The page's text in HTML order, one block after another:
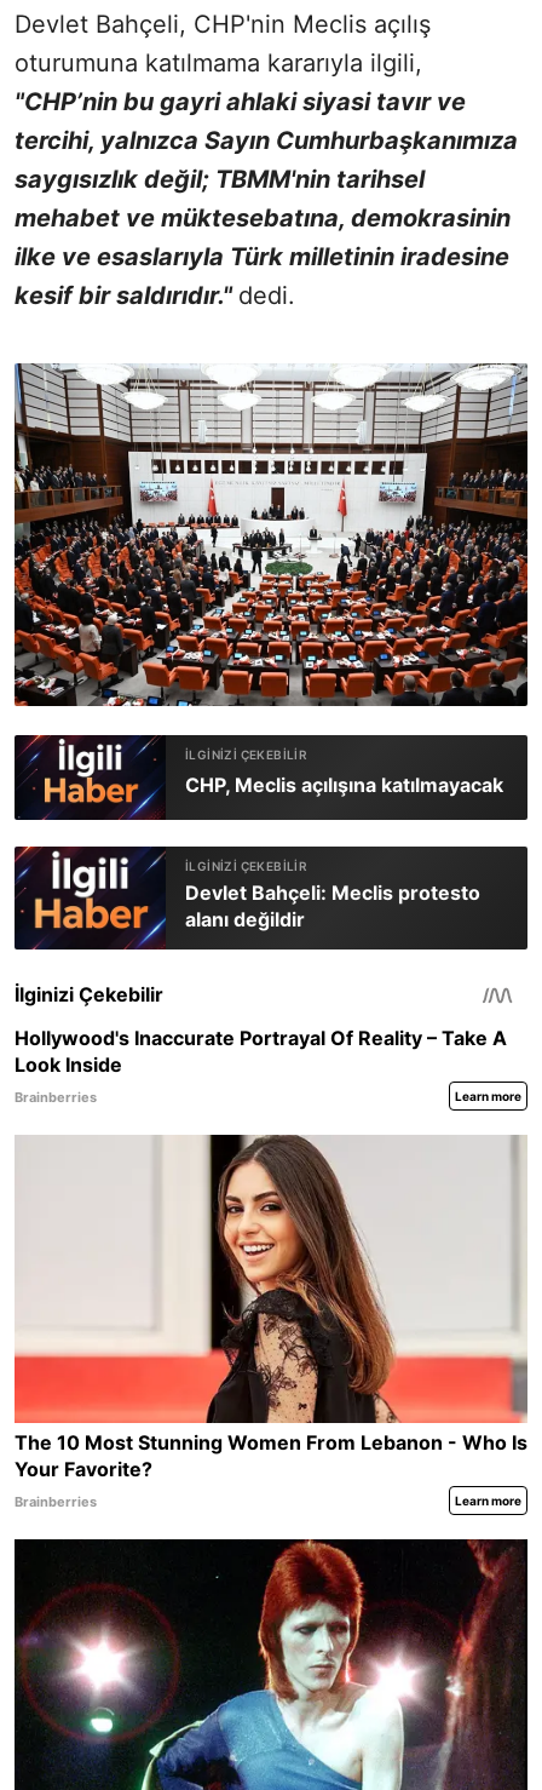
Devlet Bahçeli, CHP'nin Meclis açılış
oturumuna katılmama kararıyla ilgili,
"CHP’nin bu gayri ahlaki siyasi tavır ve
tercihi, yalnızca Sayın Cumhurbaşkanımıza
saygısızlık değil; TBMM'nin tarihsel
mehabet ve müktesebatına, demokrasinin
ilke ve esaslarıyla Türk milletinin iradesine
kesif bir saldırıdır." dedi.
CHP, Meclis açılışına katılmayacak
Devlet Bahçeli: Meclis protesto
alanı değildir